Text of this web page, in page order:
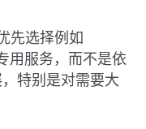
先选择例如
用服务，而不是依
特别是对需要大